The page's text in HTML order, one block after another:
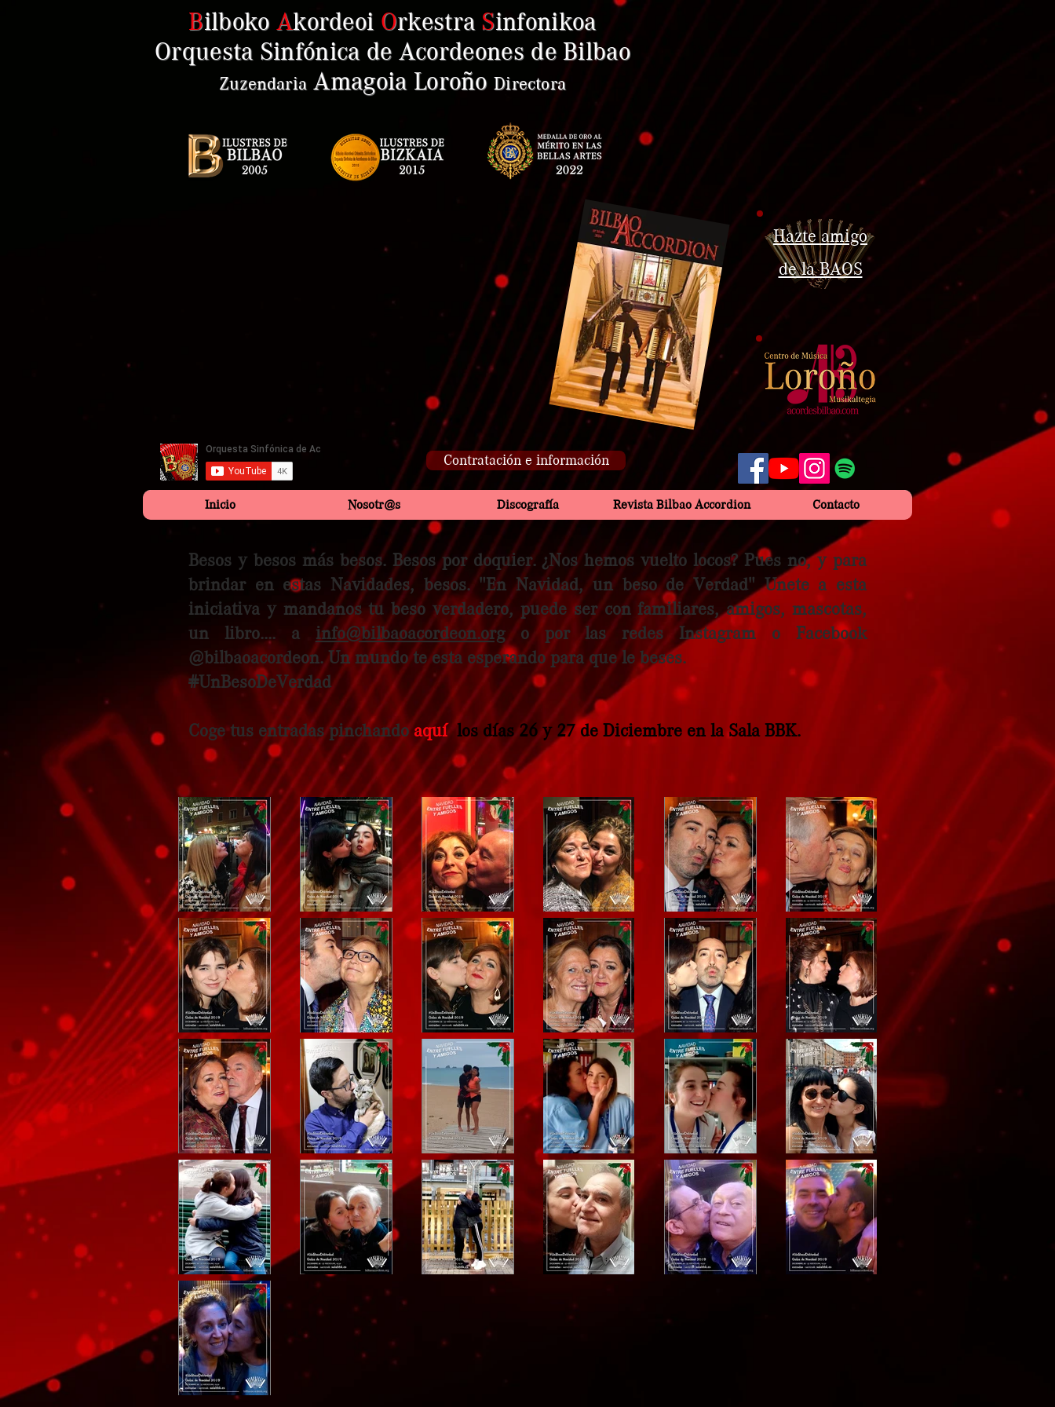
Hazte amigo
de la BAOS
Inicio Nosotr@s Discografía Revista Bilbao Accordion Contacto
Contratación e información
Bilboko Akordeoi Orkestra Sinfonikoa
Orquesta Sinfónica de Acordeones de Bilbao
Zuzendaria Amagoia Loroño Directora
Besos y besos más besos. Besos por doquier. ¿Nos hemos vuelto locos? Pues no, y para
brindar en estas Navidades, besos. "En Navidad, un beso de Verdad" Unete a esta
iniciativa y mandanos tu beso verdadero, puede ser con familiares, amigos, mascotas,
un libro.... a info@bilbaoacordeon.orgo por las redes Instagram o Facebook
@bilbaoacordeon. Un mundo te esta esperando para que le beses.
#UnBesoDeVerdad
Coge tus entradas pinchando aquílos días 26 y 27 de Diciembre en la Sala BBK.